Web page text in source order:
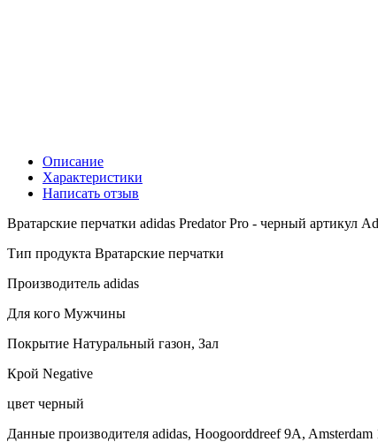
Описание
Характеристики
Написать отзыв
Вратарские перчатки adidas Predator Pro - черный артикул
Тип продукта Вратарские перчатки
Производитель adidas
Для кого Мужчины
Покрытие Натуральный газон, Зал
Крой Negative
цвет черный
Данные производителя adidas, Hoogoorddreef 9A,